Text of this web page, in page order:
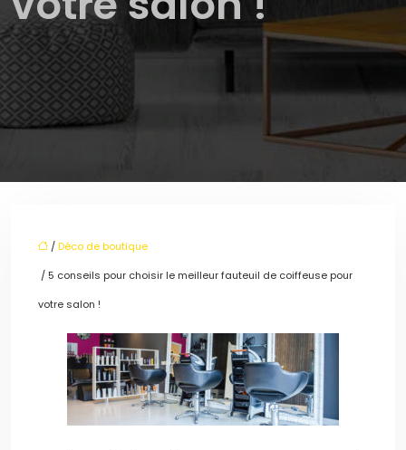
/Déco de boutique
/ 5 conseils pour choisir le meilleur fauteuil de coiffeuse pour
votre salon !